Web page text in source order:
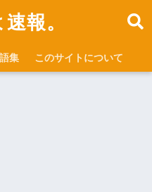
報。
集 このサイトについて